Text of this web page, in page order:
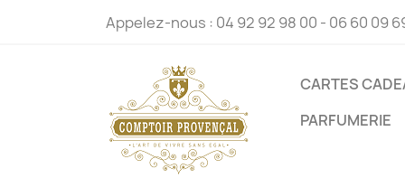
Appelez-nous : 04 92 92 98 00 - 06 60 09
CARTES
PARFUMERIE